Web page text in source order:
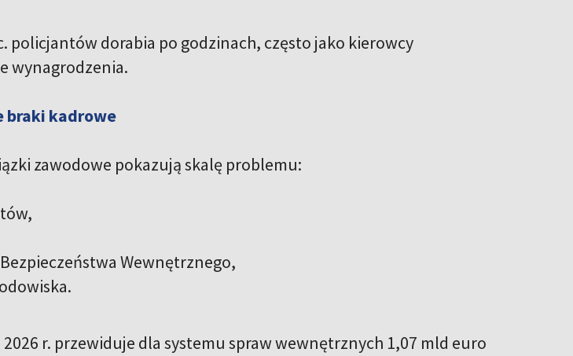
policjantów dorabia po godzinach, często jako kierowcy
wynagrodzenia.
braki kadrowe
zawodowe pokazują skalę problemu:
,
Wewnętrznego,
r. przewiduje dla systemu spraw wewnętrznych 1,07 mld euro